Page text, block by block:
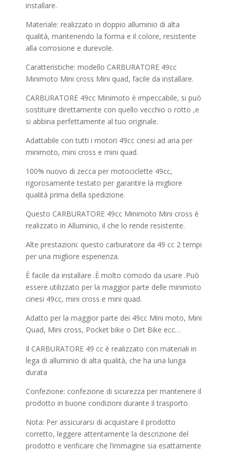
installare.
Materiale: realizzato in doppio alluminio di alta
qualità, mantenendo la forma e il colore, resistente
alla corrosione e durevole.
Caratteristiche: modello CARBURATORE 49cc
Minimoto Mini cross Mini quad, facile da installare.
CARBURATORE 49cc Minimoto è impeccabile, si può
sostituire direttamente con quello vecchio o rotto ,e
si abbina perfettamente al tuo originale.
Adattabile con tutti i motori 49cc cinesi ad aria per
minimoto, mini cross e mini quad.
100% nuovo di zecca per motociclette 49cc,
rigorosamente testato per garantire la migliore
qualità prima della spedizione.
Questo CARBURATORE 49cc Minimoto Mini cross è
realizzato in Alluminio, il che lo rende resistente.
Alte prestazioni: questo carburatore da 49 cc 2 tempi
per una migliore esperienza.
È facile da installare .È molto comodo da usare .Può
essere utilizzato per la maggior parte delle minimoto
cinesi 49cc, mini cross e mini quad.
Adatto per la maggior parte dei 49cc Mini moto, Mini
Quad, Mini cross, Pocket bike o Dirt Bike ecc…
Il CARBURATORE 49 cc è realizzato con materiali in
lega di alluminio di alta qualità, che ha una lunga
durata
Confezione: confezione di sicurezza per mantenere il
prodotto in buone condizioni durante il trasporto.
Nota: Per assicurarsi di acquistare il prodotto
corretto, leggere attentamente la descrizione del
prodotto e verificare che l’immagine sia esattamente